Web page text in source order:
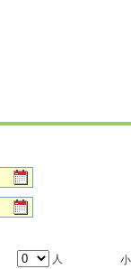
人